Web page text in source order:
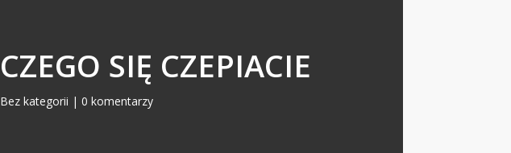
CZEGO SIĘ CZEPIACIE
Bez kategorii | 0 komentarzy